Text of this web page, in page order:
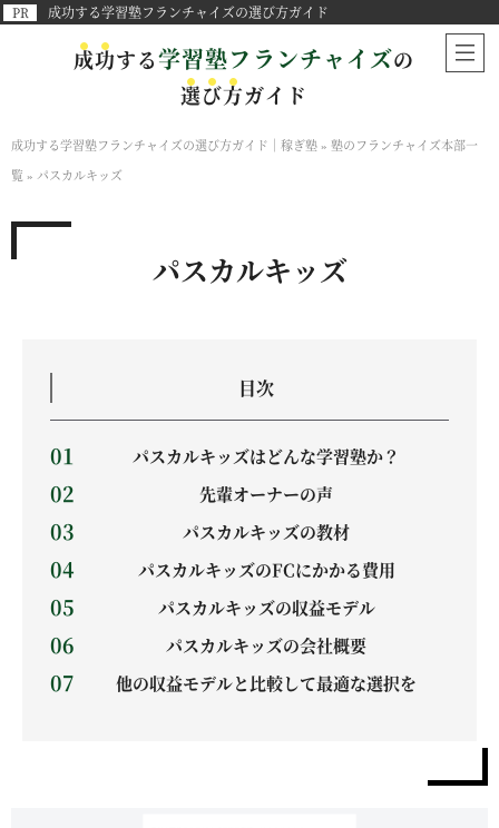
成功する学習塾フランチャイズの選び方ガイド
成功する学習塾フランチャイズの
選び方ガイド
成功する学習塾フランチャイズの選び方ガイド｜稼ぎ塾 » 塾のフランチャイズ本部一
覧 » パスカルキッズ
パスカルキッズ
目次
パスカルキッズはどんな学習塾か？
先輩オーナーの声
パスカルキッズの教材
パスカルキッズのFCにかかる費用
パスカルキッズの収益モデル
パスカルキッズの会社概要
他の収益モデルと比較して最適な選択を